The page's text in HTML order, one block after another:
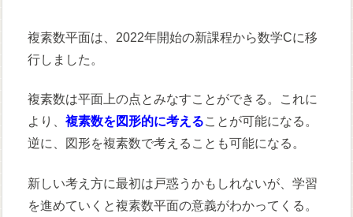
複素数平面は、2022年開始の新課程から数学Cに移
行しました。
複素数は平面上の点とみなすことができる。これに
より、複素数を図形的に考えることが可能になる。
逆に、図形を複素数で考えることも可能になる。
新しい考え方に最初は戸惑うかもしれないが、学習
を進めていくと複素数平面の意義がわかってくる。